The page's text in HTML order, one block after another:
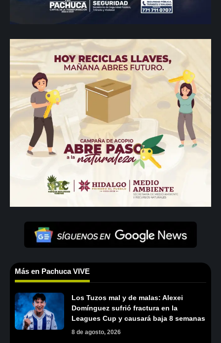
Más en Pachuca VIVE
Los Tuzos mal y de malas: Alexei
Domínguez sufrió fractura en la
Leagues Cup y causará baja 8 semanas
8 de agosto, 2026